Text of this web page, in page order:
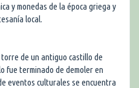
y monedas de la época griega y
local.
de un antiguo castillo de
fue terminado de demoler en
eventos culturales se encuentra